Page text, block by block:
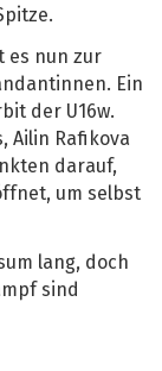
es nun zur
Ein
der U16w.
Ailin Rafikova
darauf,
um selbst
lang, doch
sind